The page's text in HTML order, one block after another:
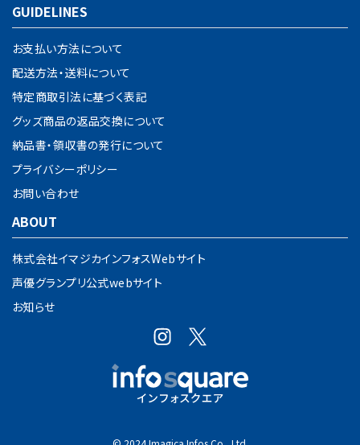
GUIDELINES
お支払い方法について
配送方法・送料について
特定商取引法に基づく表記
グッズ商品の返品交換について
納品書・領収書の発行について
プライバシーポリシー
お問い合わせ
ABOUT
株式会社イマジカインフォスWebサイト
声優グランプリ公式webサイト
お知らせ